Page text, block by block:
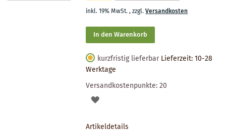
inkl. 19% MwSt.,zzgl.Versandkosten
In den Warenkorb
kurzfristig lieferbar Lieferzeit: 10-28
Werktage
Versandkostenpunkte:20
AUF
Artikeldetails